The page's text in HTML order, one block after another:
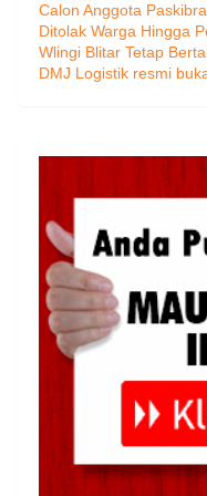
Calon Anggota
Ditolak Warga Hingga
Wlingi Blitar Tetap
DMJ Logistik resmi